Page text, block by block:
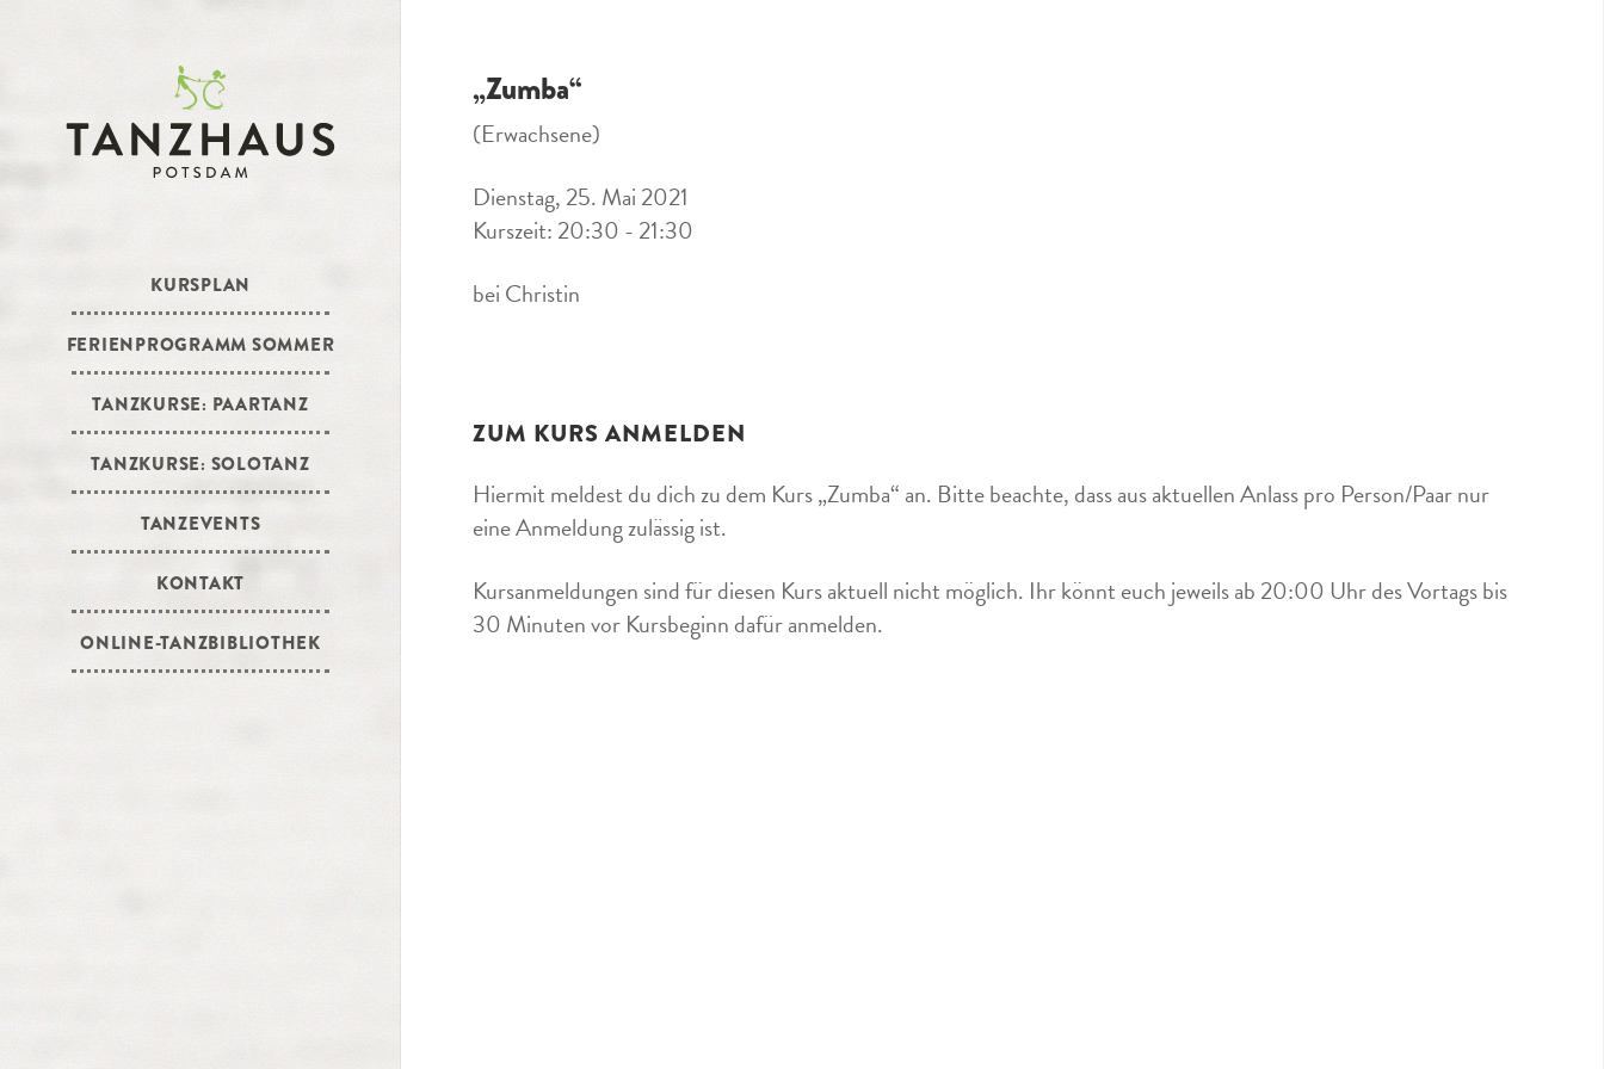
KURSPLAN
FERIENPROGRAMM SOMMER
TANZKURSE: PAARTANZ
TANZKURSE: SOLOTANZ
TANZEVENTS
KONTAKT
ONLINE-TANZBIBLIOTHEK
„Zumba“
(Erwachsene)
Dienstag, 25. Mai 2021
Kurszeit: 20:30 - 21:30
bei Christin
ZUM KURS ANMELDEN
Hiermit meldest du dich zu dem Kurs „Zumba“ an. Bitte beachte, dass aus aktuellen Anlass pro Person/Paar nur
eine Anmeldung zulässig ist.
Kursanmeldungen sind für diesen Kurs aktuell nicht möglich. Ihr könnt euch jeweils ab 20:00 Uhr des Vortags bis
30 Minuten vor Kursbeginn dafür anmelden.